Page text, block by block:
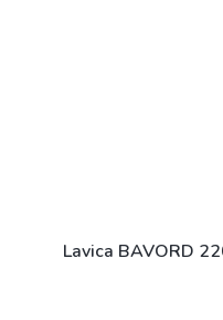
Lavica BAVORD